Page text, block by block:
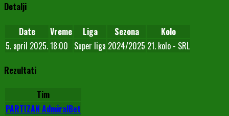
Detalji
Date Vreme Liga Sezona
Kolo
5. april 2025.18:00 Super liga 2024/2025 21. kolo - SRL
Rezultati
Tim
PARTIZAN AdmiralBet